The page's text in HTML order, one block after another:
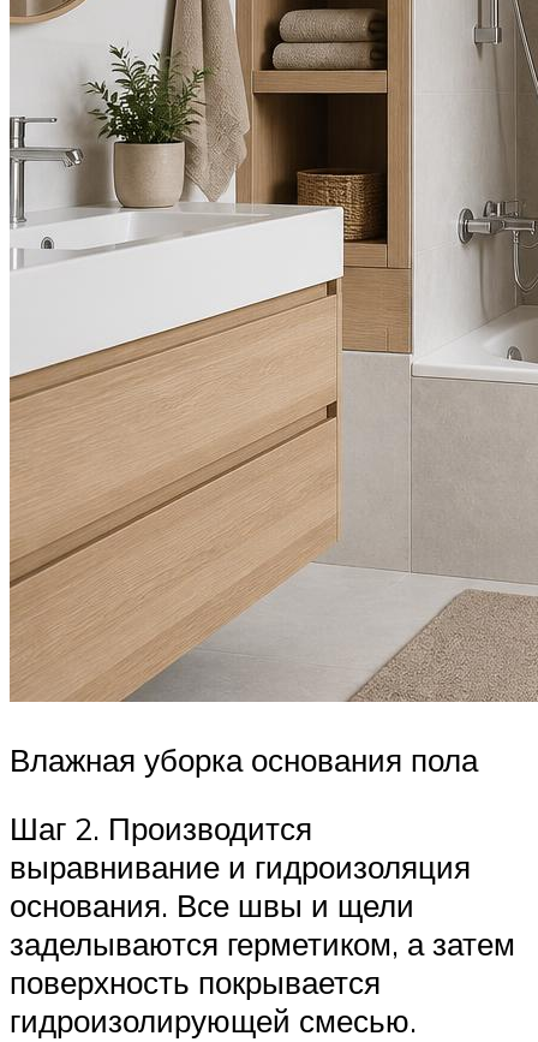
Влажная уборка основания пола
Шаг 2. Производится
выравнивание и гидроизоляция
основания. Все швы и щели
заделываются герметиком, а затем
поверхность покрывается
гидроизолирующей смесью.